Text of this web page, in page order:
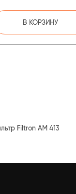
В КОРЗИНУ
Filtron AM 413